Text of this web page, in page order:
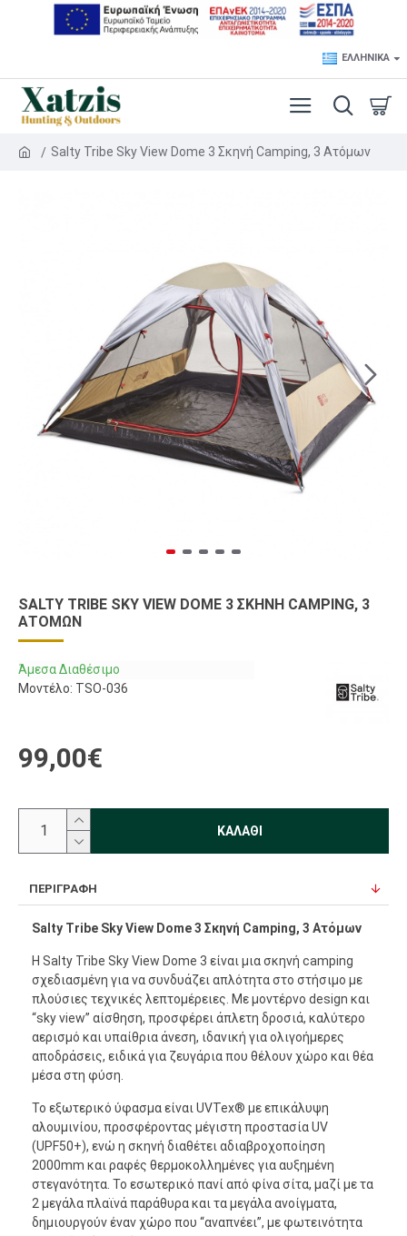
ΕΛΛΗΝΙΚΆ
Salty Tribe Sky View Dome 3 Σκηνή Camping, 3 Ατόμων
SALTY TRIBE SKY VIEW DOME 3 ΣΚΗΝΉ CAMPING, 3
ΑΤΌΜΩΝ
Άμεσα Διαθέσιμο
Μοντέλο: TSO-036
99,00€
ΚΑΛΆΘΙ
ΠΕΡΙΓΡΑΦΉ
Salty Tribe Sky View Dome 3 Σκηνή Camping, 3 Ατόμων
Η Salty Tribe Sky View Dome 3 είναι μια σκηνή camping
σχεδιασμένη για να συνδυάζει απλότητα στο στήσιμο με
πλούσιες τεχνικές λεπτομέρειες. Με μοντέρνο design και
“sky view” αίσθηση, προσφέρει άπλετη δροσιά, καλύτερο
αερισμό και υπαίθρια άνεση, ιδανική για ολιγοήμερες
αποδράσεις, ειδικά για ζευγάρια που θέλουν χώρο και θέα
μέσα στη φύση.
Το εξωτερικό ύφασμα είναι UVTex® με επικάλυψη
αλουμινίου, προσφέροντας μέγιστη προστασία UV
(UPF50+), ενώ η σκηνή διαθέτει αδιαβροχοποίηση
2000mm και ραφές θερμοκολλημένες για αυξημένη
στεγανότητα. Το εσωτερικό πανί από φίνα σίτα, μαζί με τα
2 μεγάλα πλαϊνά παράθυρα και τα μεγάλα ανοίγματα,
δημιουργούν έναν χώρο που “αναπνέει”, με φωτεινότητα